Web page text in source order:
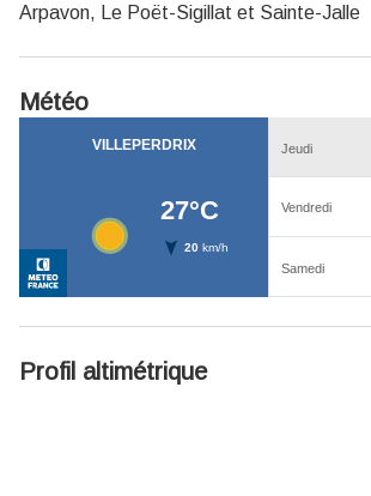
Arpavon, Le Poët-Sigillat et Sainte-Jalle
Météo
Profil altimétrique